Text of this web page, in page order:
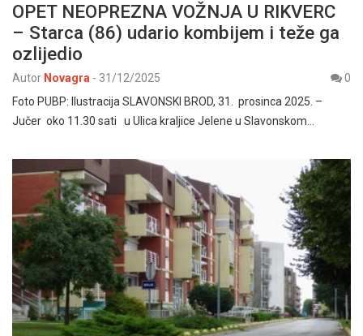
OPET NEOPREZNA VOŽNJA U RIKVERC
– Starca (86) udario kombijem i teže ga
ozlijedio
Autor Novagra - 31/12/2025
0
Foto PUBP: Ilustracija SLAVONSKI BROD, 31. prosinca 2025. –
Jučer oko 11.30 sati u Ulica kraljice Jelene u Slavonskom…